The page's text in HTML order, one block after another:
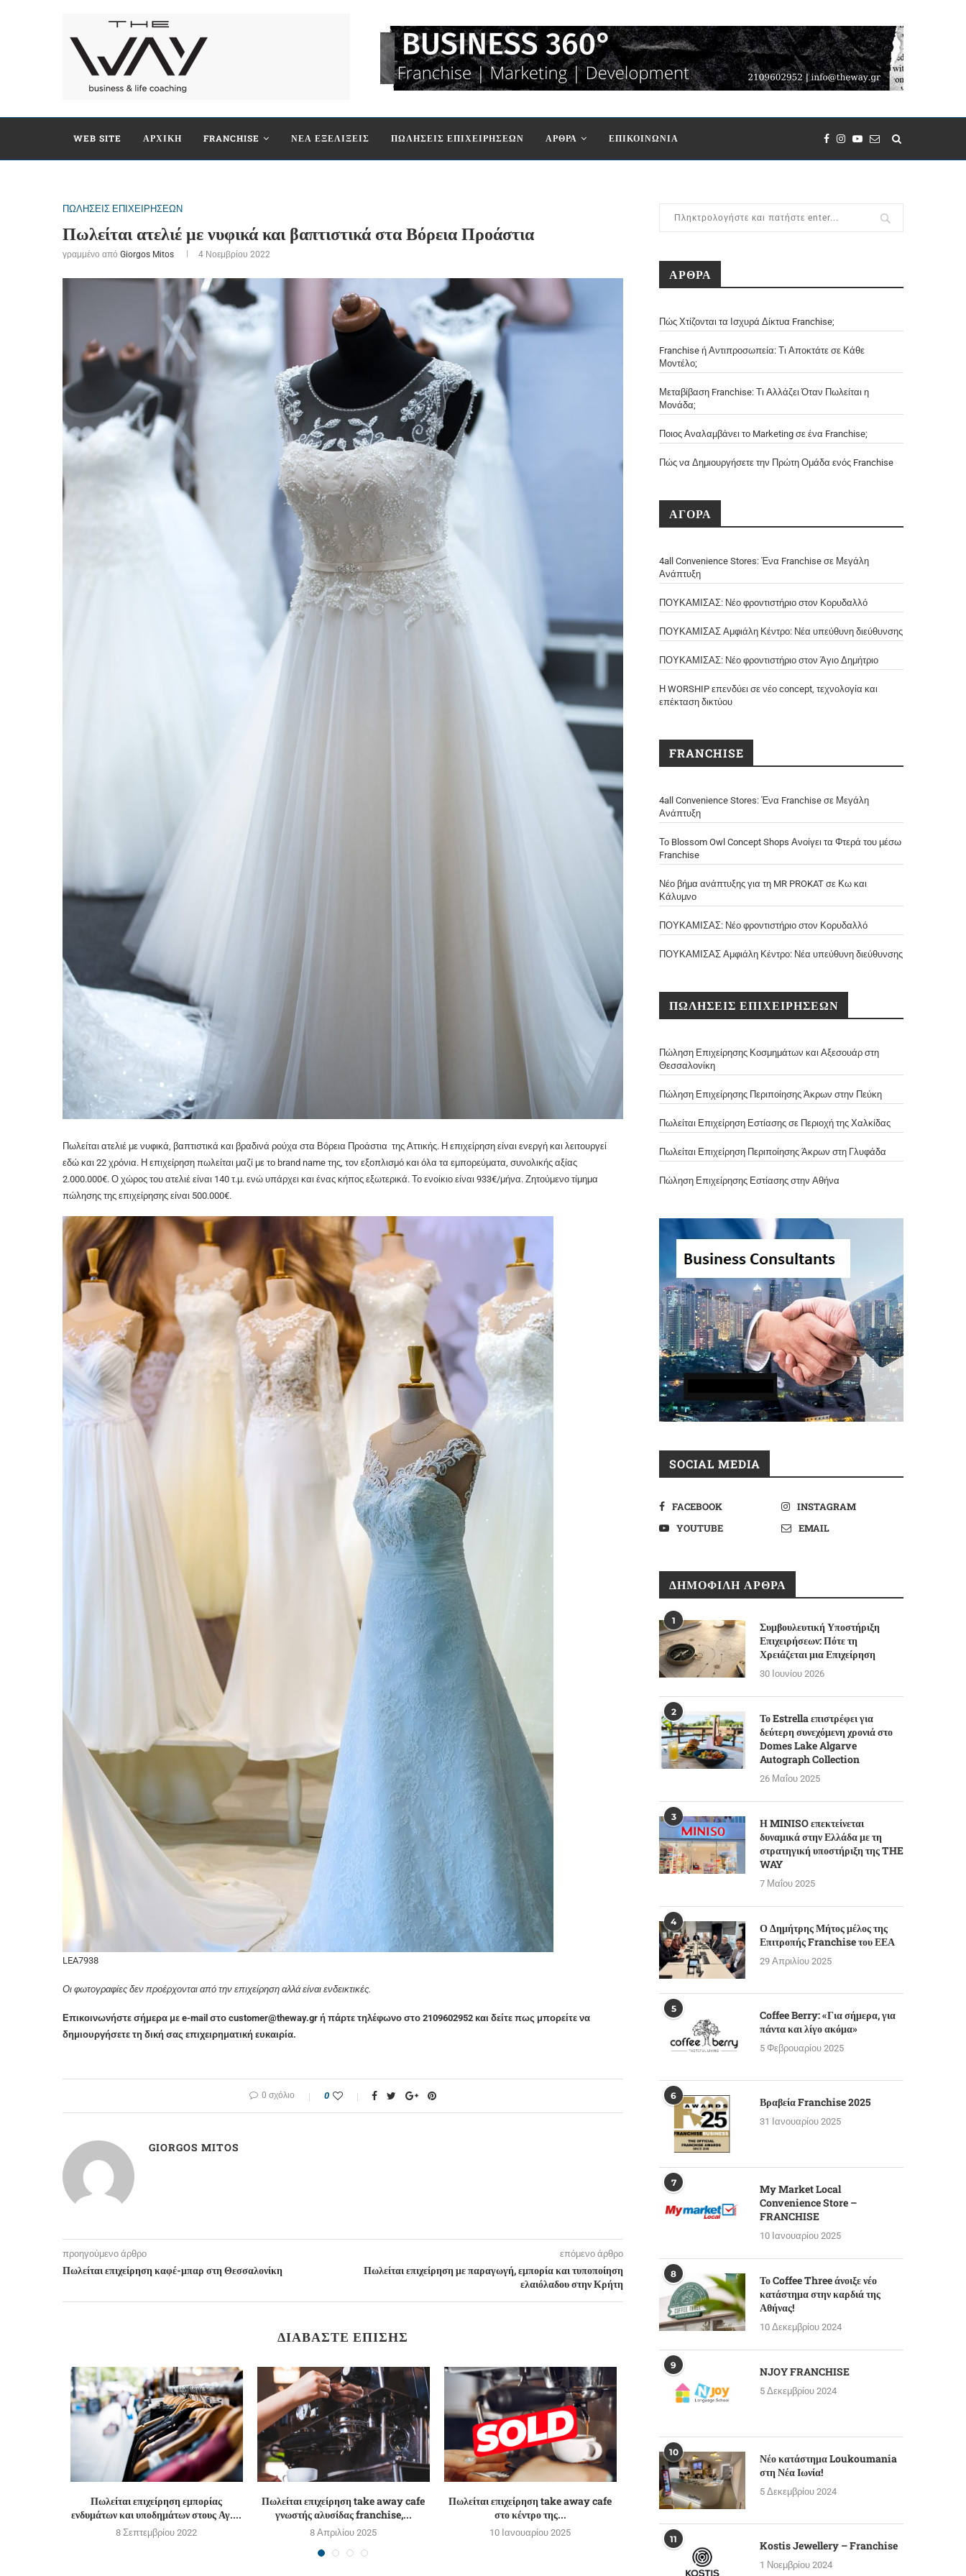
WEB SITE ΑΡΧΙΚΗ FRANCHISE ΝΕΑ ΕΞΕΛΙΞΕΙΣ ΠΩΛΗΣΕΙΣ ΕΠΙΧΕΙΡΗΣΕΩΝ ΑΡΘΡΑ ΕΠΙΚΟΙΝΩΝΙΑ
ΠΩΛΗΣΕΙΣ ΕΠΙΧΕΙΡΗΣΕΩΝ
Πωλείται ατελιέ με νυφικά και βαπτιστικά στα Βόρεια Προάστια
γραμμένο από Giorgos Mitos 4 Νοεμβρίου 2022
Πωλείται ατελιέ με νυφικά, βαπτιστικά και βραδινά ρούχα στα Βόρεια Προάστια της Αττικής. Η επιχείρηση είναι ενεργή και λειτουργεί
εδώ και 22 χρόνια. Η επιχείρηση πωλείται μαζί με το brand name της, τον εξοπλισμό και όλα τα εμπορεύματα, συνολικής αξίας
2.000.000€. Ο χώρος του ατελιέ είναι 140 τ.μ. ενώ υπάρχει και ένας κήπος εξωτερικά. Το ενοίκιο είναι 933€/μήνα. Ζητούμενο τίμημα
πώλησης της επιχείρησης είναι 500.000€.
LEA7938
Οι φωτογραφίες δεν προέρχονται από την επιχείρηση αλλά είναι ενδεικτικές.
Επικοινωνήστε σήμερα με e-mail στο customer@theway.gr ή πάρτε τηλέφωνο στο 2109602952 και δείτε πως μπορείτε να
δημιουργήσετε τη δική σας επιχειρηματική ευκαιρία.
0 σχόλιο 0
GIORGOS MITOS
προηγούμενο άρθρο
Πωλείται επιχείρηση καφέ-μπαρ στη Θεσσαλονίκη
επόμενο άρθρο
Πωλείται επιχείρηση με παραγωγή, εμπορία και τυποποίηση
ελαιόλαδου στην Κρήτη
ΔΙΑΒΆΣΤΕ ΕΠΊΣΗΣ
Πωλείται επιχείρηση εμπορίας
ενδυμάτων και υποδημάτων στους Αγ....
8 Σεπτεμβρίου 2022
Πωλείται επιχείρηση take away cafe
γνωστής αλυσίδας franchise,...
8 Απριλίου 2025
Πωλείται επιχείρηση take away cafe
στο κέντρο της...
10 Ιανουαρίου 2025
Πωλείται μονάδα φροντίδας
ΑΡΘΡΑ
Πώς Χτίζονται τα Ισχυρά Δίκτυα Franchise;
Franchise ή Αντιπροσωπεία: Τι Αποκτάτε σε Κάθε
Μοντέλο;
Μεταβίβαση Franchise: Τι Αλλάζει Όταν Πωλείται η
Μονάδα;
Ποιος Αναλαμβάνει το Marketing σε ένα Franchise;
Πώς να Δημιουργήσετε την Πρώτη Ομάδα ενός Franchise
ΑΓΟΡΑ
4all Convenience Stores: Ένα Franchise σε Μεγάλη
Ανάπτυξη
ΠΟΥΚΑΜΙΣΑΣ: Νέο φροντιστήριο στον Κορυδαλλό
ΠΟΥΚΑΜΙΣΑΣ Αμφιάλη Κέντρο: Νέα υπεύθυνη διεύθυνσης
ΠΟΥΚΑΜΙΣΑΣ: Νέο φροντιστήριο στον Άγιο Δημήτριο
Η WORSHIP επενδύει σε νέο concept, τεχνολογία και
επέκταση δικτύου
FRANCHISE
4all Convenience Stores: Ένα Franchise σε Μεγάλη
Ανάπτυξη
Το Blossom Owl Concept Shops Ανοίγει τα Φτερά του μέσω
Franchise
Νέο βήμα ανάπτυξης για τη MR PROKAT σε Κω και
Κάλυμνο
ΠΟΥΚΑΜΙΣΑΣ: Νέο φροντιστήριο στον Κορυδαλλό
ΠΟΥΚΑΜΙΣΑΣ Αμφιάλη Κέντρο: Νέα υπεύθυνη διεύθυνσης
ΠΩΛΗΣΕΙΣ ΕΠΙΧΕΙΡΗΣΕΩΝ
Πώληση Επιχείρησης Κοσμημάτων και Αξεσουάρ στη
Θεσσαλονίκη
Πώληση Επιχείρησης Περιποίησης Άκρων στην Πεύκη
Πωλείται Επιχείρηση Εστίασης σε Περιοχή της Χαλκίδας
Πωλείται Επιχείρηση Περιποίησης Άκρων στη Γλυφάδα
Πώληση Επιχείρησης Εστίασης στην Αθήνα
SOCIAL MEDIA
FACEBOOK
INSTAGRAM
YOUTUBE
EMAIL
ΔΗΜΟΦΙΛΉ ΆΡΘΡΑ
1
Συμβουλευτική Υποστήριξη
Επιχειρήσεων: Πότε τη
Χρειάζεται μια Επιχείρηση
30 Ιουνίου 2026
2
Το Estrella επιστρέφει για
δεύτερη συνεχόμενη χρονιά στο
Domes Lake Algarve
Autograph Collection
26 Μαΐου 2025
3
Η MINISO επεκτείνεται
δυναμικά στην Ελλάδα με τη
στρατηγική υποστήριξη της THE
WAY
7 Μαΐου 2025
4
Ο Δημήτρης Μήτος μέλος της
Επιτροπής Franchise του ΕΕΑ
29 Απριλίου 2025
5
Coffee Berry: «Για σήμερα, για
πάντα και λίγο ακόμα»
5 Φεβρουαρίου 2025
6 Βραβεία Franchise 2025
31 Ιανουαρίου 2025
7
My Market Local
Convenience Store –
FRANCHISE
10 Ιανουαρίου 2025
8
Το Coffee Three άνοιξε νέο
κατάστημα στην καρδιά της
Αθήνας!
10 Δεκεμβρίου 2024
9 NJOY FRANCHISE
5 Δεκεμβρίου 2024
10
Νέο κατάστημα Loukoumania
στη Νέα Ιωνία!
5 Δεκεμβρίου 2024
11 Kostis Jewellery – Franchise
1 Νοεμβρίου 2024